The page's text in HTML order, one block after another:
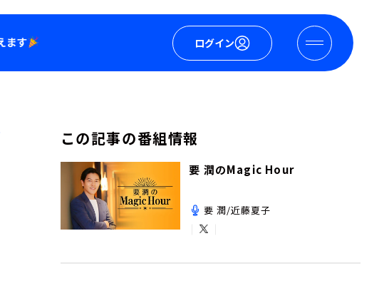
ログイン
この記事の番組情報
要 潤のMagic Hour
要 潤/近藤夏子